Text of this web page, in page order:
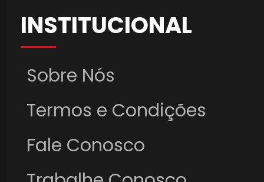
INSTITUCIONAL
Sobre Nós
Termos e Condições
Fale Conosco